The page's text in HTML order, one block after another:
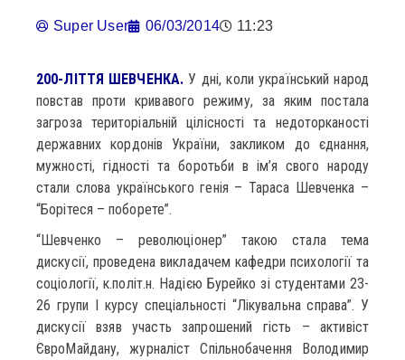
Super User 06/03/2014 11:23
200-ЛІТТЯ ШЕВЧЕНКА. У дні, коли український народ
повстав проти кривавого режиму, за яким постала
загроза територіальній цілісності та недоторканості
державних кордонів України, закликом до єднання,
мужності, гідності та боротьби в ім’я свого народу
стали слова українського генія – Тараса Шевченка –
“Борітеся – поборете”.
“Шевченко – революціонер” такою стала тема
дискусії, проведена викладачем кафедри психології та
соціології, к.політ.н. Надією Бурейко зі студентами 23-
26 групи І курсу спеціальності “Лікувальна справа”. У
дискусії взяв участь запрошений гість – активіст
ЄвроМайдану, журналіст Спільнобачення Володимир